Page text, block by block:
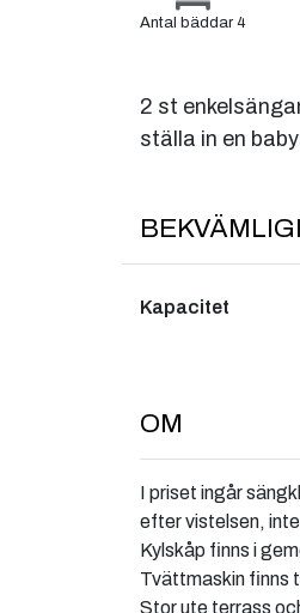
Antal bäddar 4
2 st
ställa in en
Kapacitet
OM
I priset ingår
efter vistelsen,
Kylskåp finns i
Tvättmaskin finns
Stor ute terrass